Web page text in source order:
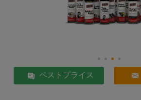
ベストプライス